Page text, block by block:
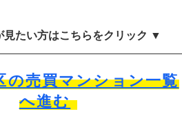
たい方はこちらをクリック ▼
の売買マンション一覧
へ進む